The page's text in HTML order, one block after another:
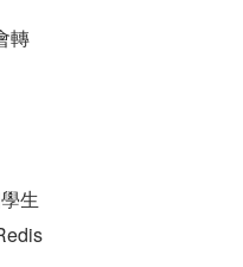
轉
生